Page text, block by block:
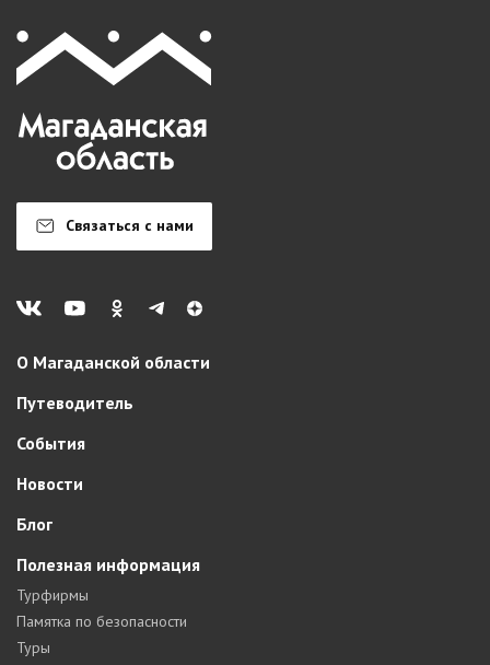
Связаться с нами
О Магаданской области
Путеводитель
События
Новости
Блог
Полезная информация
Турфирмы
Памятка по безопасности
Туры